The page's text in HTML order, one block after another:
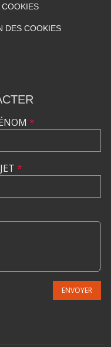
DES COOKIES
*
*
ENVOYER